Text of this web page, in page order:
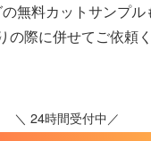
無料カットサンプル
の際に併せてご依頼く
＼ 24時間受付中／